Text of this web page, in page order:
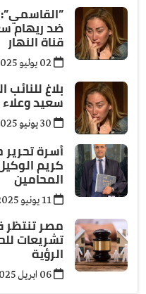
”القاسمي”:
ضد ريهام
قناة النهار
بلاغ
سعيد
أسرة
كريم
المحامين
مصر تنتظر
تشريعات
الرؤية